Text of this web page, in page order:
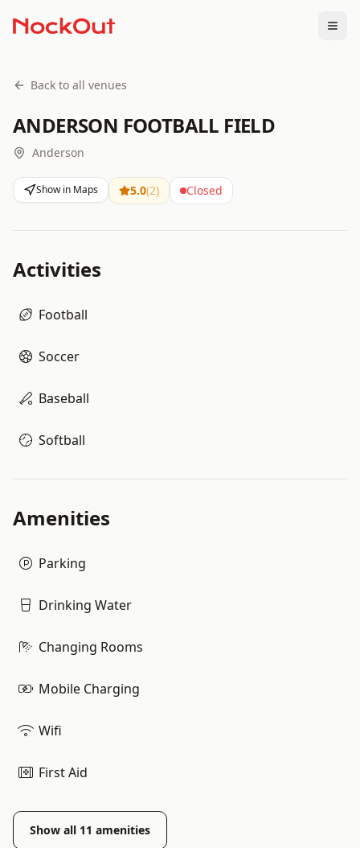
Back to all venues
ANDERSON FOOTBALL FIELD
Anderson
Show in Maps 5.0(2) Closed
Activities
Football
Soccer
Baseball
Softball
Amenities
Parking
Drinking Water
Changing Rooms
Mobile Charging
Wifi
First Aid
Show all 11 amenities